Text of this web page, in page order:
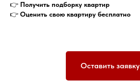
👉 Получить подборку квартир
👉 Оценить свою квартиру бесплатно
Оставить заявку